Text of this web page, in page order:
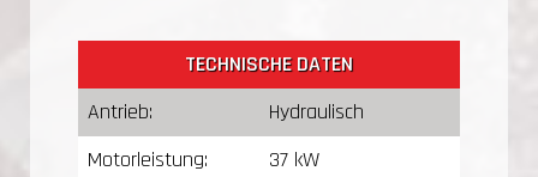
TECHNISCHE DATEN
Antrieb:
Hydraulisch
Motorleistung:
37 kW